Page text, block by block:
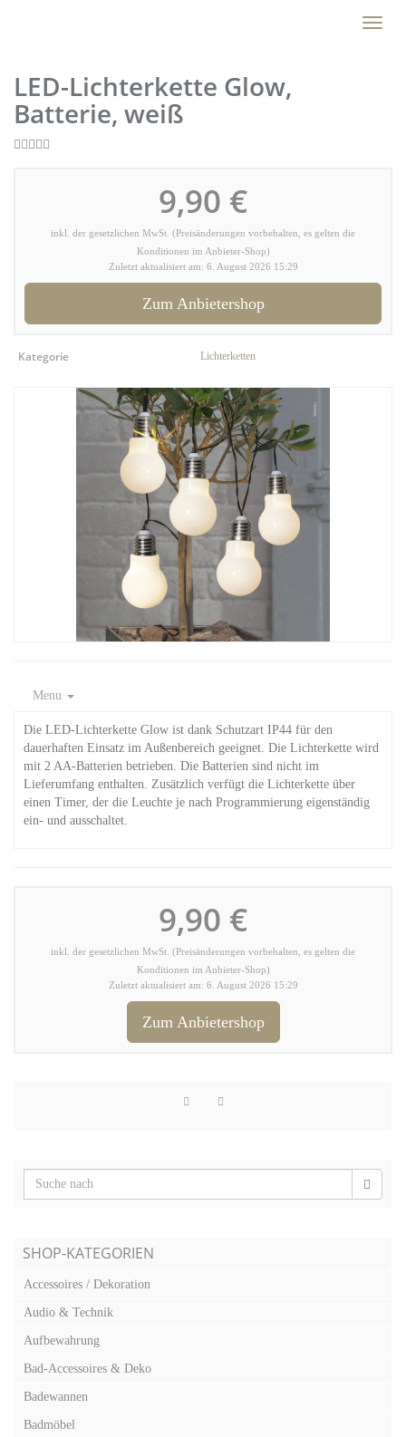
Toggle
LED-Lichterkette Glow,
Batterie, weiß
9,90 €
inkl. der gesetzlichen MwSt. (Preisänderungen vorbehalten, es gelten die
Konditionen im Anbieter-Shop)
Zuletzt aktualisiert am: 6. August 2026 15:29
Zum Anbietershop
Kategorie Lichterketten
Menu
Die LED-Lichterkette Glow ist dank Schutzart IP44 für den
dauerhaften Einsatz im Außenbereich geeignet. Die Lichterkette wird
mit 2 AA-Batterien betrieben. Die Batterien sind nicht im
Lieferumfang enthalten. Zusätzlich verfügt die Lichterkette über
einen Timer, der die Leuchte je nach Programmierung eigenständig
ein- und ausschaltet.
9,90 €
inkl. der gesetzlichen MwSt. (Preisänderungen vorbehalten, es gelten die
Konditionen im Anbieter-Shop)
Zuletzt aktualisiert am: 6. August 2026 15:29
Zum Anbietershop
SHOP-KATEGORIEN
Accessoires / Dekoration
Audio & Technik
Aufbewahrung
Bad-Accessoires & Deko
Badewannen
Badmöbel